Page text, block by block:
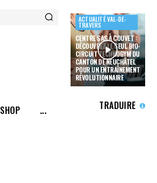
ACTUALITÉ VAL-DE-
TRAVERS
CENTRE SAS À COUVET :
DÉCOUVREZ LE SEUL BIO-
CIRCUIT TECHNOGYM DU
CANTON DE NEUCHÂTEL
POUR UN ENTRAÎNEMENT
RÉVOLUTIONNAIRE
SHOP ... TRADUIRE